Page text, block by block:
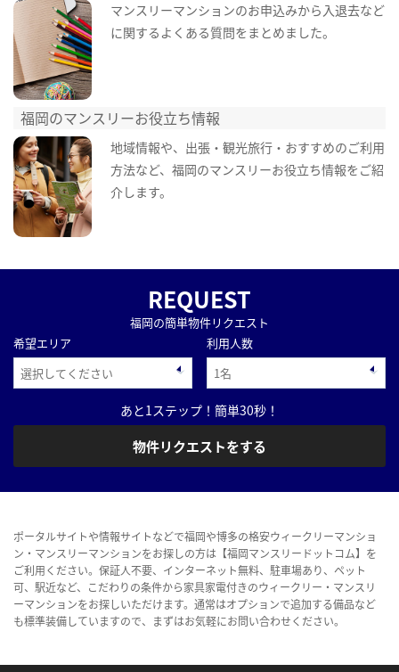
マンスリーマンションのお申込みから入退去など
に関するよくある質問をまとめました。
福岡のマンスリーお役立ち情報
地域情報や、出張・観光旅行・おすすめのご利用
方法など、福岡のマンスリーお役立ち情報をご紹
介します。
REQUEST
福岡の簡単物件リクエスト
希望エリア
利用人数
あと1ステップ！簡単30秒！
物件リクエストをする
ポータルサイトや情報サイトなどで福岡や博多の格安ウィークリーマンショ
ン・マンスリーマンションをお探しの方は【福岡マンスリードットコム】を
ご利用ください。保証人不要、インターネット無料、駐車場あり、ペット
可、駅近など、こだわりの条件から家具家電付きのウィークリー・マンスリ
ーマンションをお探しいただけます。通常はオプションで追加する備品など
も標準装備していますので、まずはお気軽にお問い合わせください。